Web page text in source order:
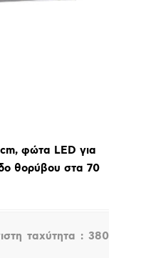
φώτα LED για
θορύβου στα 70
ταχύτητα : 380